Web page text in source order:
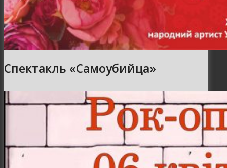
Спектакль «Самоубийца»